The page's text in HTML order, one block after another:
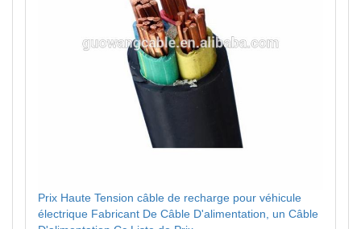
Prix Haute Tension câble de recharge pour véhicule
électrique Fabricant De Câble D'alimentation, un Câble